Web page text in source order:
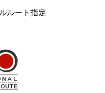
ルート指定